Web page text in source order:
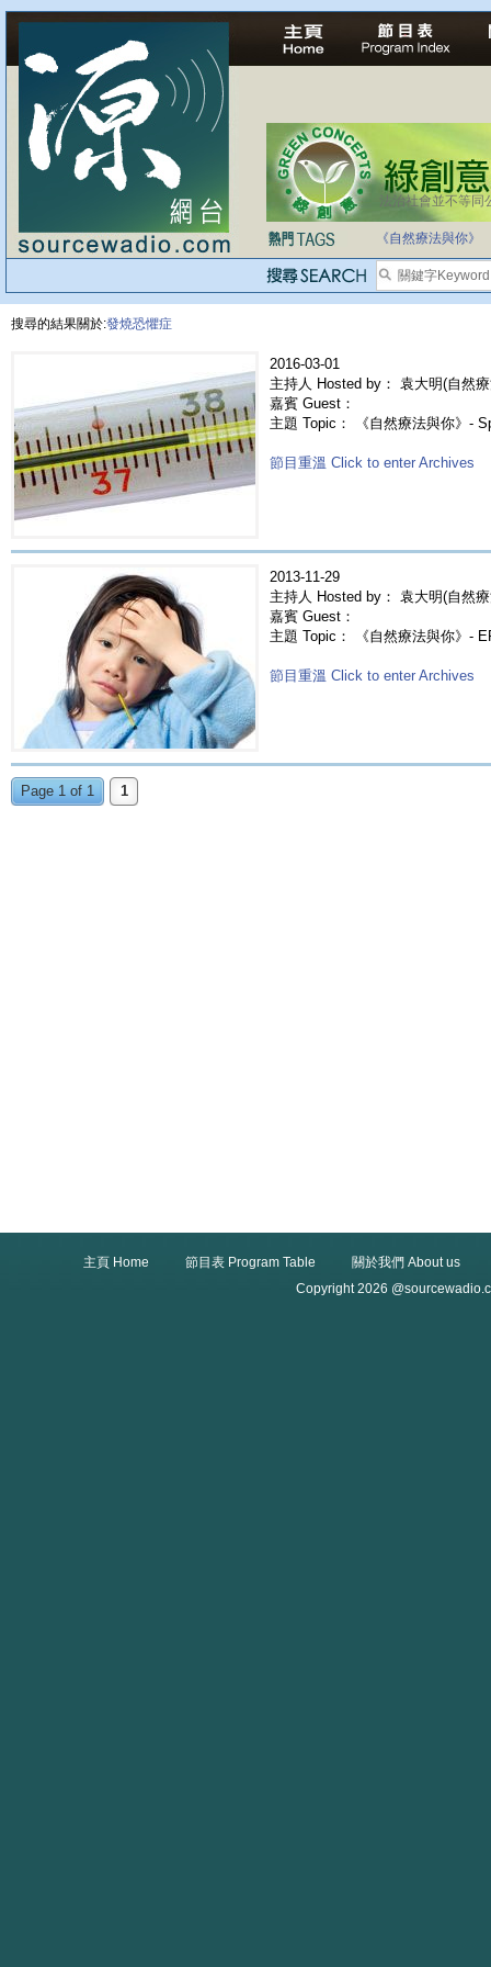
法治社會並不等同
《自然療法與你》
搜尋的結果關於:發燒恐懼症
2016-03-01
主持人 Hosted by： 袁大明(自然
嘉賓 Guest：
主題 Topic： 《自然療法與你》-
節目重溫 Click to enter Archives
2013-11-29
主持人 Hosted by： 袁大明(自然
嘉賓 Guest：
主題 Topic： 《自然療法與你》-
節目重溫 Click to enter Archives
Page 1 of 1 1
主頁 Home 節目表 Program Table
關於我們 About us
Copyright 2026